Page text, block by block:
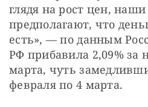
глядя на рост цен,
предполагают, что
есть», — по данным
РФ прибавила 2,09% за
марта, чуть
февраля по 4 марта.